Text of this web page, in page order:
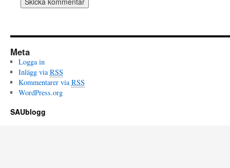
Meta
Logga in
Inlägg viaRSS
Kommentarer viaRSS
WordPress.org
SAUblogg